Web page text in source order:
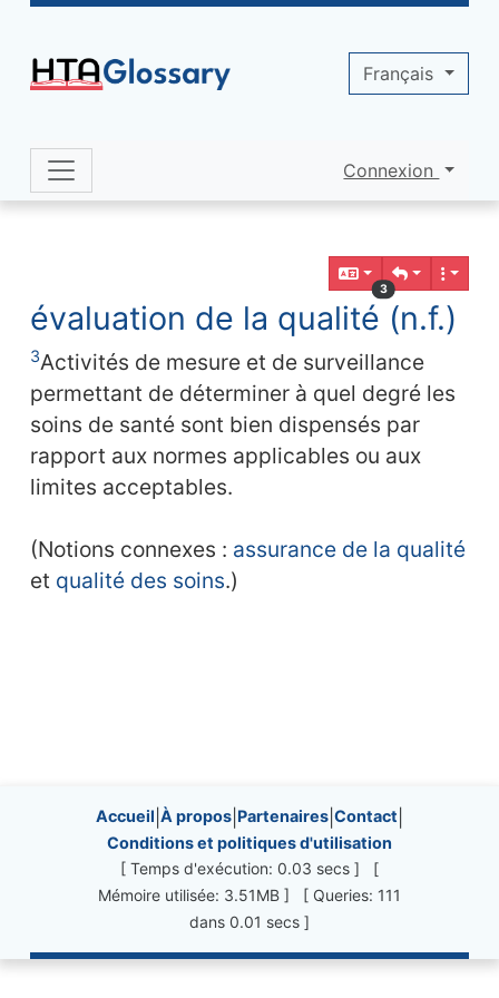
Navigation and related functionality
3
évaluation de la qualité (n.f.)
3Activités de mesure et de surveillance
permettant de déterminer à quel degré les
soins de santé sont bien dispensés par
rapport aux normes applicables ou aux
limites acceptables.
(Notions connexes : assurance de la qualité
et qualité des soins.)
Site information, links, etc.
Accueil À propos Partenaires Contact
Conditions et politiques d'utilisation
[ Temps d'exécution: 0.03 secs ] [
Mémoire utilisée: 3.51MB ] [ Queries: 111
dans 0.01 secs ]
Site identity, navigation, etc.
Connexion
Français